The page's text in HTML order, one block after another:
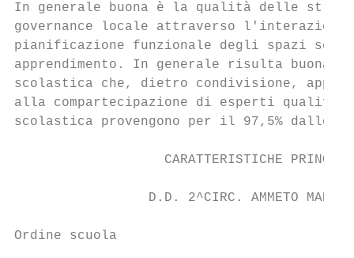
In generale buona è la qualità delle
governance locale attraverso
pianificazione funzionale degli spazi
apprendimento. In generale risulta buona
scolastica che, dietro condivisione,
alla compartecipazione di esperti
scolastica provengono per il 97,5%
CARATTERISTICHE
D.D. 2^CIRC. AMMETO
Ordine scuola